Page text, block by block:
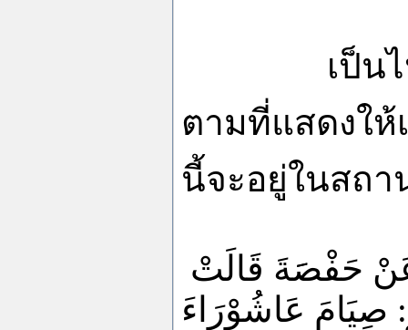
เป็นไปได้
ตามที่แสดงใ
นี้จะอยู่ในสถ
عَنْ حَفْصََةَ قَالَتْ
صِيَامَ عَاشُوْرَاءَ